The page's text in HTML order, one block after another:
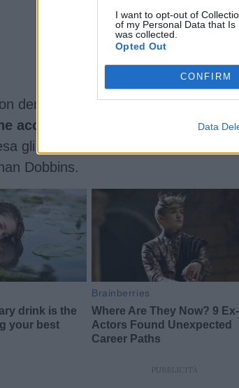
I want to opt-out of
of my Personal Data that
was collected.
Opted Out
CONFIRM
Data
demordono: al 35' Rob Leota
accelera, rompe un placcaggio
gli australiano tornano in partita,
Dobbins.